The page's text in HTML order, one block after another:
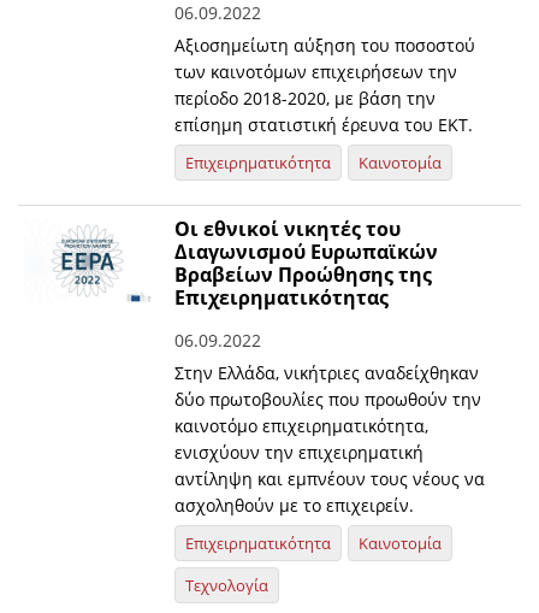
06.09.2022
Αξιοσημείωτη αύξηση του ποσοστού
των καινοτόμων επιχειρήσεων την
περίοδο 2018-2020, με βάση την
επίσημη στατιστική έρευνα του ΕΚΤ.
Επιχειρηματικότητα Καινοτομία
Οι εθνικοί νικητές του
Διαγωνισμού Ευρωπαϊκών
Βραβείων Προώθησης της
Επιχειρηματικότητας
06.09.2022
Στην Ελλάδα, νικήτριες αναδείχθηκαν
δύο πρωτοβουλίες που προωθούν την
καινοτόμο επιχειρηματικότητα,
ενισχύουν την επιχειρηματική
αντίληψη και εμπνέουν τους νέους να
ασχοληθούν με το επιχειρείν.
Επιχειρηματικότητα
Καινοτομία
Τεχνολογία